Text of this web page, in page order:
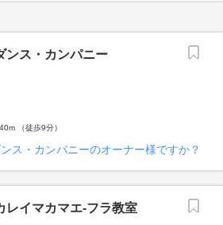
ス・カンパニー
（徒歩9分）
ス・カンパニーのオーナー様ですか？
イマカマエ‐フラ教室